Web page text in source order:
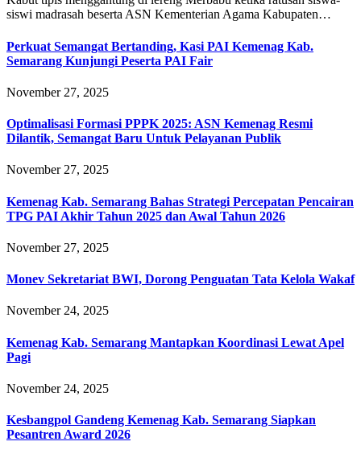
siswi madrasah beserta ASN Kementerian Agama Kabupaten…
Perkuat Semangat Bertanding, Kasi PAI Kemenag Kab.
Semarang Kunjungi Peserta PAI Fair
November 27, 2025
Optimalisasi Formasi PPPK 2025: ASN Kemenag Resmi
Dilantik, Semangat Baru Untuk Pelayanan Publik
November 27, 2025
Kemenag Kab. Semarang Bahas Strategi Percepatan Pencairan
TPG PAI Akhir Tahun 2025 dan Awal Tahun 2026
November 27, 2025
Monev Sekretariat BWI, Dorong Penguatan Tata Kelola Wakaf
November 24, 2025
Kemenag Kab. Semarang Mantapkan Koordinasi Lewat Apel
Pagi
November 24, 2025
Kesbangpol Gandeng Kemenag Kab. Semarang Siapkan
Pesantren Award 2026